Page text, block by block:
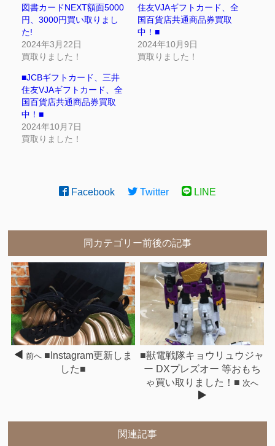
図書カードNEXT額面5000
円、3000円買い取りまし
た!
2024年3月22日
買取りました！
住友VJAギフトカード、全
国百貨店共通商品券買取
中！■
2024年10月9日
買取りました！
■JCBギフトカード、三井
住友VJAギフトカード、全
国百貨店共通商品券買取
中！■
2024年10月7日
買取りました！
Facebook Twitter LINE
同カテゴリー前後の記事
前へ ■Instagram更新しま
した■
■獣電戦隊キョウリュウジャ
ー DXプレズオー 等おもち
ゃ買い取りました！■ 次へ
関連記事